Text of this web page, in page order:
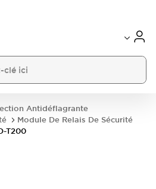
Antidéflagrante
Module De Relais De Sécurité
T200